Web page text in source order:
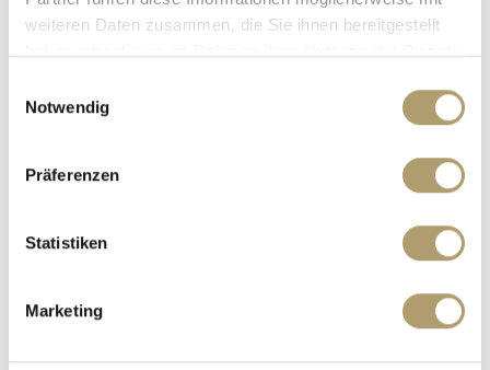
weiteren Daten zusammen, die Sie ihnen bereitgestellt
Notwendig
Präferenzen
Statistiken
Marketing
859.000,- €
Germering / Harthaus
Bewohner!